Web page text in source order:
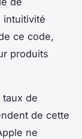
intuitivité
ce code,
produits
de
de cette
ne